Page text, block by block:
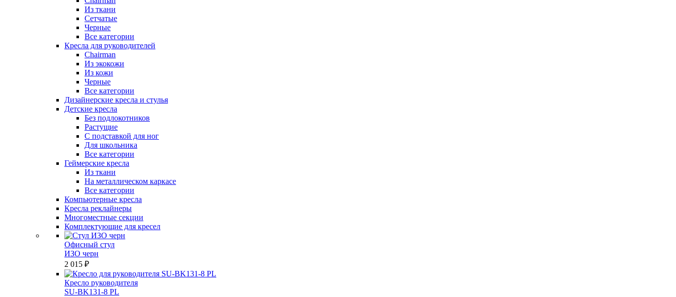
Из ткани
Сетчатые
Черные
Все категории
Кресла для руководителей
Chairman
Из экокожи
Из кожи
Черные
Все категории
Дизайнерские кресла и стулья
Детские кресла
Без подлокотников
Растущие
С подставкой для ног
Для школьника
Все категории
Геймерские кресла
Из ткани
На металлическом каркасе
Все категории
Компьютерные кресла
Кресла реклайнеры
Многоместные секции
Комплектующие для кресел
Офисный стул
ИЗО черн
2 015 ₽
Кресло руководителя
SU-BK131-8 PL